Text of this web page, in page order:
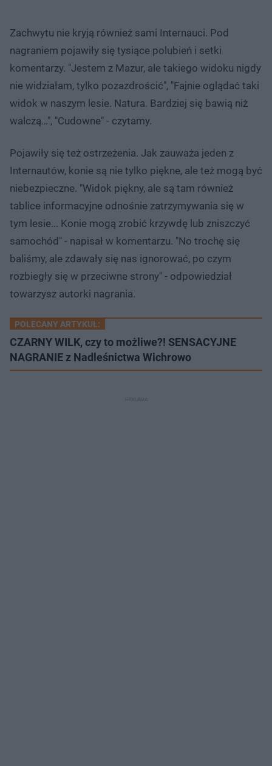
Zachwytu nie kryją również sami Internauci. Pod
nagraniem pojawiły się tysiące polubień i setki
komentarzy. "Jestem z Mazur, ale takiego widoku nigdy
nie widziałam, tylko pozazdrościć", "Fajnie oglądać taki
widok w naszym lesie. Natura. Bardziej się bawią niż
walczą…", "Cudowne" - czytamy.
Pojawiły się też ostrzeżenia. Jak zauważa jeden z
Internautów, konie są nie tylko piękne, ale też mogą być
niebezpieczne. "Widok piękny, ale są tam również
tablice informacyjne odnośnie zatrzymywania się w
tym lesie... Konie mogą zrobić krzywdę lub zniszczyć
samochód" - napisał w komentarzu. "No trochę się
baliśmy, ale zdawały się nas ignorować, po czym
rozbiegły się w przeciwne strony" - odpowiedział
towarzysz autorki nagrania.
POLECANY ARTYKUŁ:
CZARNY WILK, czy to możliwe?! SENSACYJNE
NAGRANIE z Nadleśnictwa Wichrowo